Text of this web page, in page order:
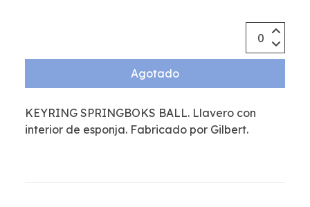
Agotado
KEYRING SPRINGBOKS BALL. Llavero con
interior de esponja. Fabricado por Gilbert.